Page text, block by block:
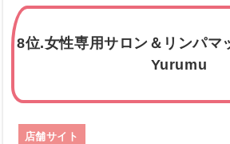
8位.女性専用サロン＆リンパマ
Yurumu
店舗サイト